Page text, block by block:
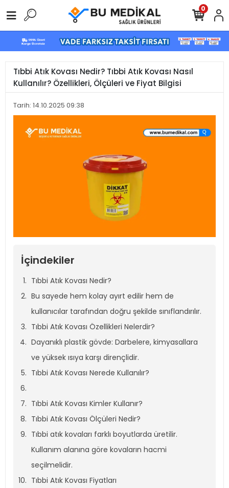
0
Tıbbi Atık Kovası Nedir? Tıbbi Atık Kovası Nasıl
Kullanılır? Özellikleri, Ölçüleri ve Fiyat Bilgisi
Tarih: 14.10.2025 09:38
İçindekiler
Tıbbi Atık Kovası Nedir?
Bu sayede hem kolay ayırt edilir hem de
kullanıcılar tarafından doğru şekilde sınıflandırılır.
Tıbbi Atık Kovası Özellikleri Nelerdir?
Dayanıklı plastik gövde: Darbelere, kimyasallara
ve yüksek ısıya karşı dirençlidir.
Tıbbi Atık Kovası Nerede Kullanılır?
Tıbbi Atık Kovası Kimler Kullanır?
Tıbbi Atık Kovası Ölçüleri Nedir?
Tıbbi atık kovaları farklı boyutlarda üretilir.
Kullanım alanına göre kovaların hacmi
seçilmelidir.
Tıbbi Atık Kovası Fiyatları